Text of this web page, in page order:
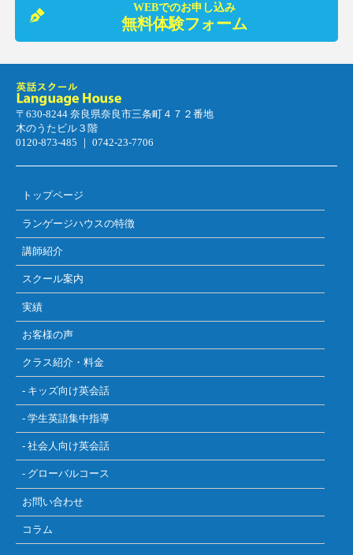
WEBでのお申し込み
無料体験フォーム
〒630-8244 奈良県奈良市三条町４７２番地
木のうたビル３階
0120-873-485 ｜ 0742-23-7706
トップページ
ランゲージハウスの特徴
講師紹介
スクール案内
実績
お客様の声
クラス紹介・料金
- キッズ向け英会話
- 学生英語集中指導
- 社会人向け英会話
- グローバルコース
お問い合わせ
コラム